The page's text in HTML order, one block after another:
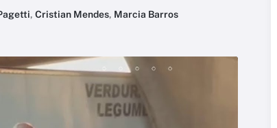
, Cristian Mendes, Marcia Barros